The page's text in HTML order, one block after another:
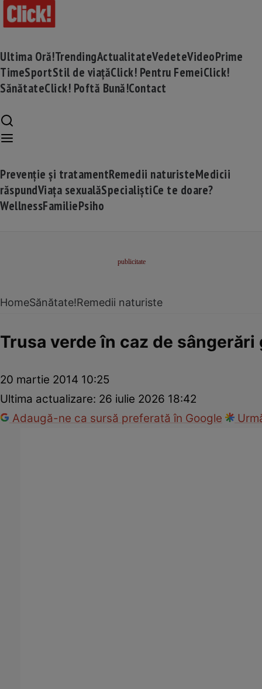
Ultima Oră!TrendingActualitateVedeteVideoPrime
TimeSportStil de viațăClick! Pentru FemeiClick!
SănătateClick! Poftă Bună!Contact
Prevenție și tratamentRemedii naturisteMedicii
răspundViața sexualăSpecialiștiCe te doare?
WellnessFamiliePsiho
HomeSănătate!Remedii naturiste
Trusa verde în caz de
20 martie 2014 10:25
Ultima actualizare: 26 iulie 2026 18:42
Adaugă-ne ca sursă preferată în Google